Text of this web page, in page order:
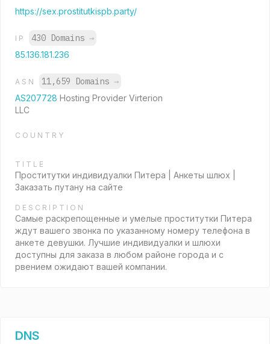
https://sex.prostitutkispb.party/
IP 430 Domains →
85.136.181.236
ASN 11,659 Domains →
AS207728 Hosting Provider Virterion
LLC
COUNTRY
TITLE
Проститутки индивидуалки Питера | Анкеты шлюх |
Заказать путану на сайте
DESCRIPTION
Самые раскрепощенные и умелые проститутки Питера
ждут вашего звонка по указанному номеру телефона в
анкете девушки. Лучшие индивидуалки и шлюхи
доступны для заказа в любом районе города и с
рвением ожидают вашей компании.
DNS